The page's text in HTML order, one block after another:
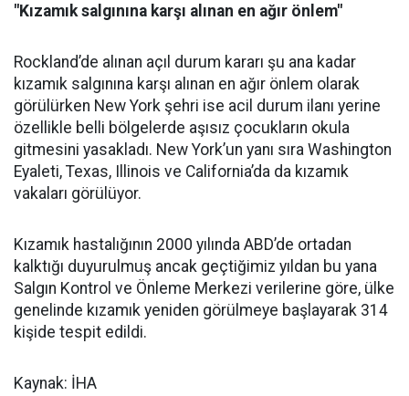
"Kızamık salgınına karşı alınan en ağır önlem"
Rockland’de alınan açıl durum kararı şu ana kadar
kızamık salgınına karşı alınan en ağır önlem olarak
görülürken New York şehri ise acil durum ilanı yerine
özellikle belli bölgelerde aşısız çocukların okula
gitmesini yasakladı. New York’un yanı sıra Washington
Eyaleti, Texas, Illinois ve California’da da kızamık
vakaları görülüyor.
Kızamık hastalığının 2000 yılında ABD’de ortadan
kalktığı duyurulmuş ancak geçtiğimiz yıldan bu yana
Salgın Kontrol ve Önleme Merkezi verilerine göre, ülke
genelinde kızamık yeniden görülmeye başlayarak 314
kişide tespit edildi.
Kaynak: İHA